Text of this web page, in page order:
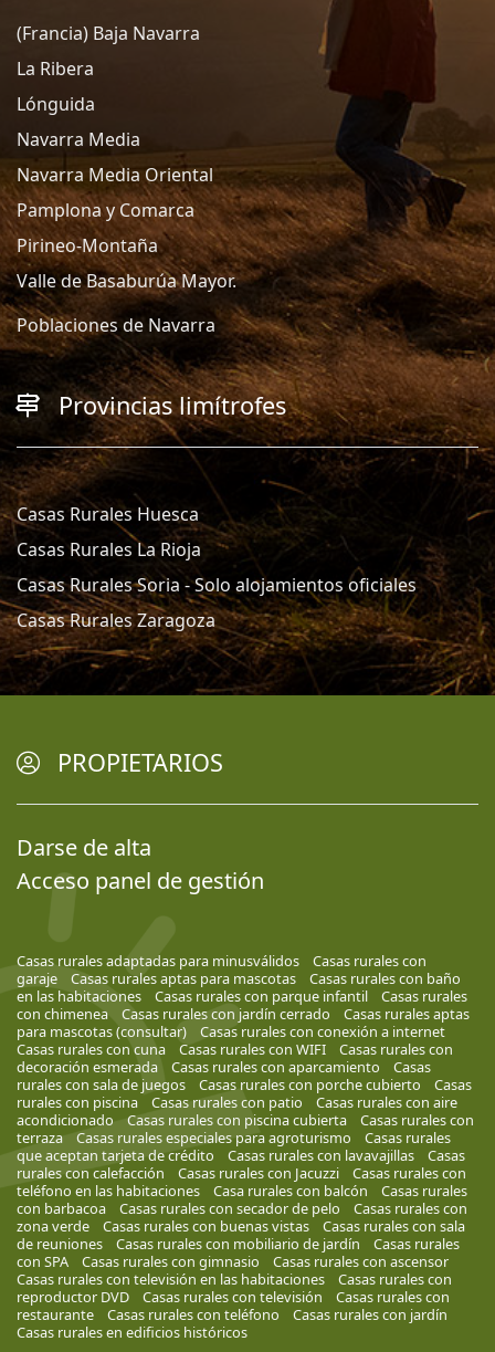
(Francia) Baja Navarra
La Ribera
Lónguida
Navarra Media
Navarra Media Oriental
Pamplona y Comarca
Pirineo-Montaña
Valle de Basaburúa Mayor.
Poblaciones de Navarra
Provincias limítrofes
Casas Rurales Huesca
Casas Rurales La Rioja
Casas Rurales Soria - Solo alojamientos oficiales
Casas Rurales Zaragoza
PROPIETARIOS
Darse de alta
Acceso panel de gestión
Casas rurales adaptadas para minusválidos
Casas rurales con
garaje
Casas rurales aptas para mascotas
Casas rurales con baño
en las habitaciones
Casas rurales con parque infantil
Casas rurales
con chimenea
Casas rurales con jardín cerrado
Casas rurales aptas
para mascotas (consultar)
Casas rurales con conexión a internet
Casas rurales con cuna
Casas rurales con WIFI
Casas rurales con
decoración esmerada
Casas rurales con aparcamiento
Casas
rurales con sala de juegos
Casas rurales con porche cubierto
Casas
rurales con piscina
Casas rurales con patio
Casas rurales con aire
acondicionado
Casas rurales con piscina cubierta
Casas rurales con
terraza
Casas rurales especiales para agroturismo
Casas rurales
que aceptan tarjeta de crédito
Casas rurales con lavavajillas
Casas
rurales con calefacción
Casas rurales con Jacuzzi
Casas rurales con
teléfono en las habitaciones
Casa rurales con balcón
Casas rurales
con barbacoa
Casas rurales con secador de pelo
Casas rurales con
zona verde
Casas rurales con buenas vistas
Casas rurales con sala
de reuniones
Casas rurales con mobiliario de jardín
Casas rurales
con SPA
Casas rurales con gimnasio
Casas rurales con ascensor
Casas rurales con televisión en las habitaciones
Casas rurales con
reproductor DVD
Casas rurales con televisión
Casas rurales con
restaurante
Casas rurales con teléfono
Casas rurales con jardín
Casas rurales en edificios históricos